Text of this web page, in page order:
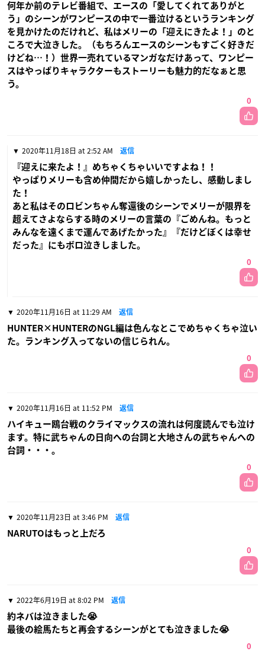
何年か前のテレビ番組で、エースの「愛してくれてありがと
う」のシーンがワンピースの中で一番泣けるというランキング
を見かけたのだけれど、私はメリーの「迎えにきたよ！」のと
ころで大泣きした。（もちろんエースのシーンもすごく好きだ
けどね…！）世界一売れているマンガなだけあって、ワンピー
スはやっぱりキャラクターもストーリーも魅力的だなぁと思
う。
0
2020年11月18日 at 2:52 AM 返信
『迎えに来たよ！』めちゃくちゃいいですよね！！
やっぱりメリーも含め仲間だから嬉しかったし、感動しまし
た！
あと私はそのロビンちゃん奪還後のシーンでメリーが限界を
超えてさよならする時のメリーの言葉の『ごめんね。もっと
みんなを遠くまで運んであげたかった』『だけどぼくは幸せ
だった』にもボロ泣きしました。
0
2020年11月16日 at 11:29 AM 返信
HUNTER×HUNTERのNGL編は色んなとこでめちゃくちゃ泣い
た。ランキング入ってないの信じられん。
0
2020年11月16日 at 11:52 PM 返信
ハイキュー鴎台戦のクライマックスの流れは何度読んでも泣け
ます。特に武ちゃんの日向への台詞と大地さんの武ちゃんへの
台詞・・・。
0
2020年11月23日 at 3:46 PM 返信
NARUTOはもっと上だろ
0
2022年6月19日 at 8:02 PM 返信
約ネバは泣きました😭
最後の絵馬たちと再会するシーンがとても泣きました😭
0